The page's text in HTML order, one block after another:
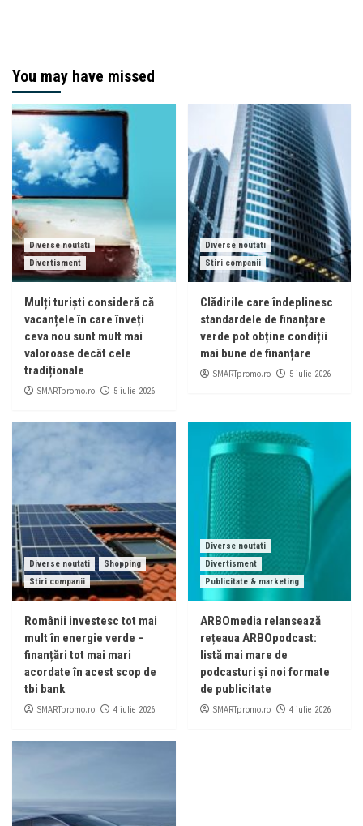
You may have missed
Diverse noutati
Divertisment
Mulți turiști consideră că
vacanțele în care înveți
ceva nou sunt mult mai
valoroase decât cele
tradiționale
SMARTpromo.ro 5 iulie 2026
Diverse noutati
Stiri companii
Clădirile care îndeplinesc
standardele de finanțare
verde pot obține condiții
mai bune de finanțare
SMARTpromo.ro 5 iulie 2026
Diverse noutati
Shopping
Stiri companii
Românii investesc tot mai
mult în energie verde –
finanțări tot mai mari
acordate în acest scop de
tbi bank
SMARTpromo.ro 4 iulie 2026
Diverse noutati
Divertisment
Publicitate & marketing
ARBOmedia relansează
rețeaua ARBOpodcast:
listă mai mare de
podcasturi și noi formate
de publicitate
SMARTpromo.ro 4 iulie 2026